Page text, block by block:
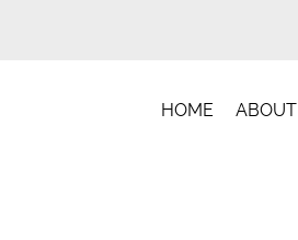
HOME ABOUT